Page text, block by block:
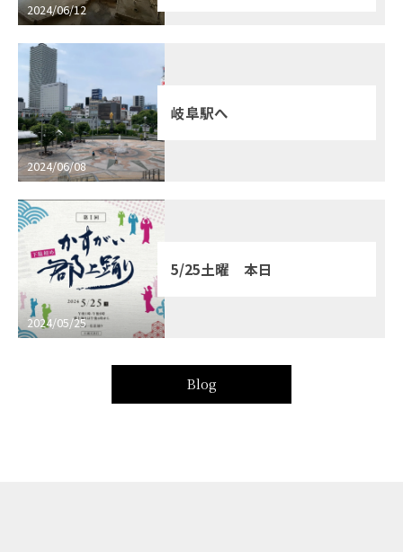
2024/06/12
2024/06/08
岐阜駅へ
2024/05/25
5/25土曜 本日
Blog